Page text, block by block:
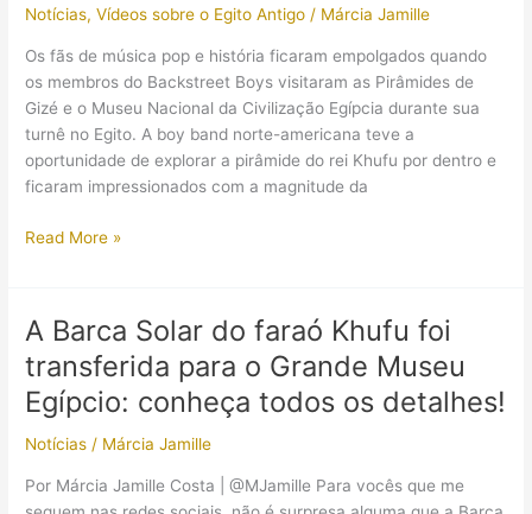
Antigo
Assassin’s
Creed
Origins
Notícias,Vídeos sobre o Egito Antigo / Márcia Jamille
Os fãs de música pop e história ficaram empolgados quando
os membros do Backstreet Boys visitaram as Pirâmides de
Gizé e o Museu Nacional da Civilização Egípcia durante sua
turnê no Egito. A boy band norte-americana teve a
oportunidade de explorar a pirâmide do rei Khufu por dentro e
ficaram impressionados com a magnitude da
Os
as
Pirâmides
de
Gizé
e
Museu
Read More »
A Barca Solar do faraó Khufu foi
transferida para o Grande Museu
Egípcio: conheça todos os detalhes!
Notícias / Márcia Jamille
Por Márcia Jamille Costa | @MJamille Para vocês que me